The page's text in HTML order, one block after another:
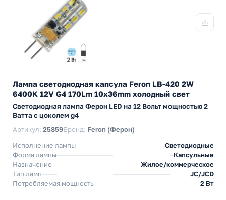
Лампа светодиодная капсула Feron LB-420 2W
6400K 12V G4 170Lm 10x36mm холодный свет
Светодиодная лампа Ферон LED на 12 Вольт мощностью 2
Ватта с цоколем g4
Артикул: 25859Бренд: Feron (Ферон)
Исполнение лампы
Светодиодные
Форма лампы
Капсульные
Назначение
Жилое/коммерческое
Тип ламп
JC/JCD
Потребляемая мощность
2 Вт